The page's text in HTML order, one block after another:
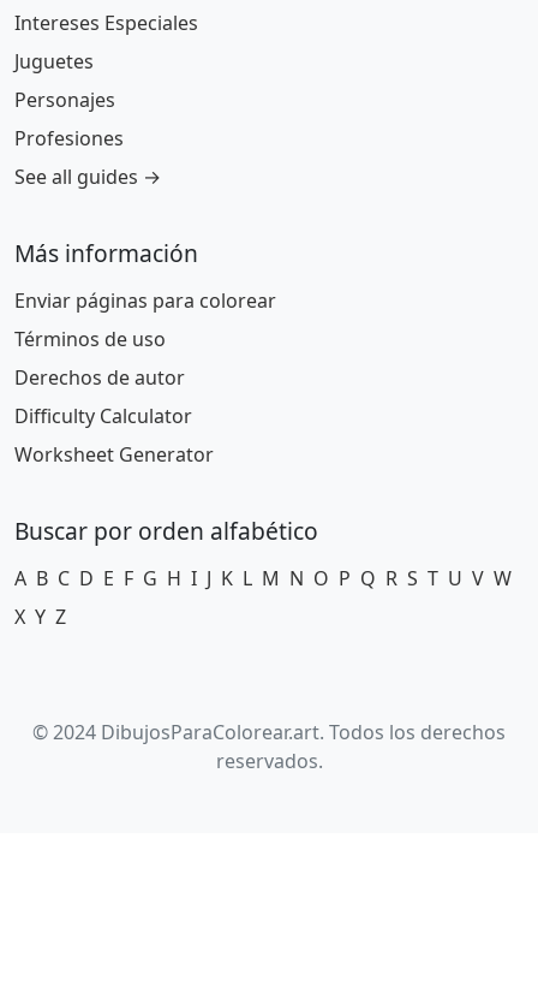
Intereses Especiales
Juguetes
Personajes
Profesiones
See all guides →
Más información
Enviar páginas para colorear
Términos de uso
Derechos de autor
Difficulty Calculator
Worksheet Generator
Buscar por orden alfabético
A B C D E F G H I J K L M N O P Q R S T U V W
X Y Z
© 2024 DibujosParaColorear.art. Todos los derechos
reservados.